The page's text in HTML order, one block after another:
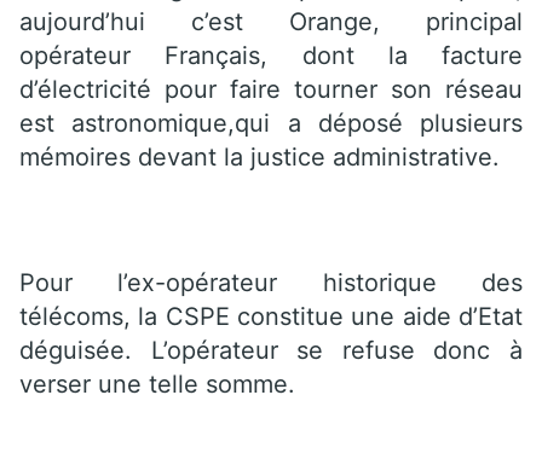
aujourd’hui c’est Orange, principal
opérateur Français, dont la facture
d’électricité pour faire tourner son réseau
est astronomique,qui a déposé plusieurs
mémoires devant la justice administrative.
Pour l’ex-opérateur historique des
télécoms, la CSPE constitue une aide d’Etat
déguisée. L’opérateur se refuse donc à
verser une telle somme.